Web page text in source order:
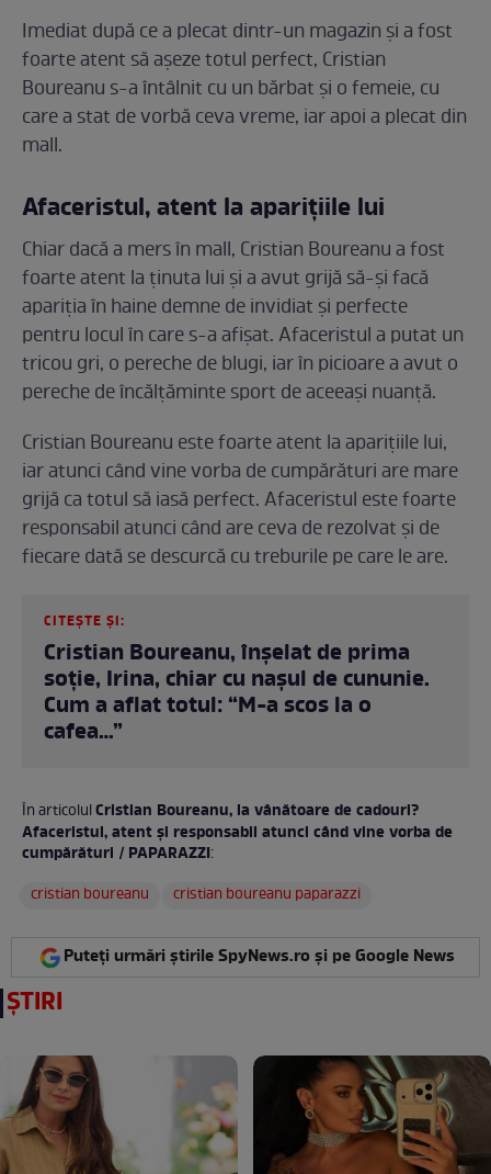
Imediat după ce a plecat dintr-un magazin și a fost
foarte atent să așeze totul perfect, Cristian
Boureanu s-a întâlnit cu un bărbat și o femeie, cu
care a stat de vorbă ceva vreme, iar apoi a plecat din
mall.
Afaceristul, atent la aparițiile lui
Chiar dacă a mers în mall, Cristian Boureanu a fost
foarte atent la ținuta lui și a avut grijă să-și facă
apariția în haine demne de invidiat și perfecte
pentru locul în care s-a afișat. Afaceristul a putat un
tricou gri, o pereche de blugi, iar în picioare a avut o
pereche de încălțăminte sport de aceeași nuanță.
Cristian Boureanu este foarte atent la aparițiile lui,
iar atunci când vine vorba de cumpărături are mare
grijă ca totul să iasă perfect. Afaceristul este foarte
responsabil atunci când are ceva de rezolvat și de
fiecare dată se descurcă cu treburile pe care le are.
CITEȘTE ȘI:
Cristian Boureanu, înșelat de prima
soție, Irina, chiar cu nașul de cununie.
Cum a aflat totul: “M-a scos la o
cafea…”
În articolulCristian Boureanu, la vânătoare de cadouri?
Afaceristul, atent și responsabil atunci când vine vorba de
cumpărături / PAPARAZZI:
cristian boureanu
cristian boureanu paparazzi
Puteți urmări știrile SpyNews.ro și pe Google News
ȘTIRI